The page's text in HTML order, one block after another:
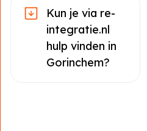
Kun je via re-
integratie.nl
hulp vinden in
Gorinchem?